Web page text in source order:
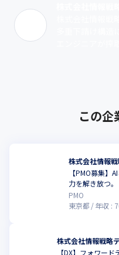
この企
株式会社情報
【PMO募集】
力を解き放つ。
PMO
東京都
年収 :
株式会社情報戦略
【DX】フォワー